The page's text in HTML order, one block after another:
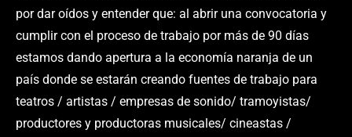
por dar oídos y entender que: al abrir una convocatoria y
cumplir con el proceso de trabajo por más de 90 días
estamos dando apertura a la economía naranja de un
país donde se estarán creando fuentes de trabajo para
teatros / artistas / empresas de sonido/ tramoyistas/
productores y productoras musicales/ cineastas /